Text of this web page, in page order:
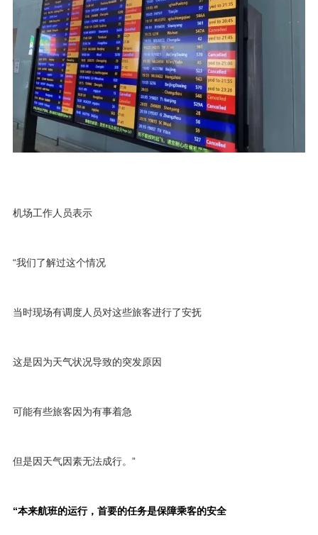
机场工作人员表示
“我们了解过这个情况
当时现场有调度人员对这些旅客进行了安抚
这是因为天气状况导致的突发原因
可能有些旅客因为有事着急
但是因天气因素无法成行。”
“本来航班的运行，首要的任务是保障乘客的安全